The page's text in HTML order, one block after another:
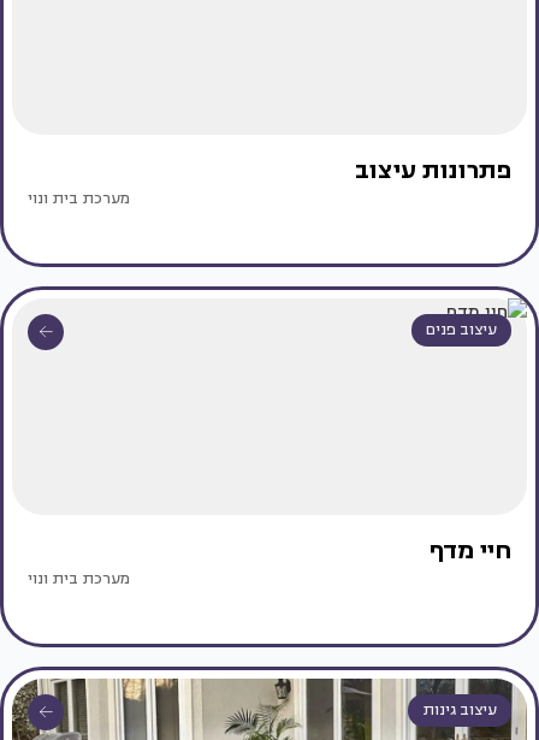
פתרונות עיצוב
מערכת בית ונוי
עיצוב פנים
חיי מדף
מערכת בית ונוי
עיצוב גינות